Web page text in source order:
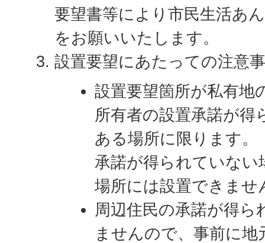
要望書等により市民生活あ
をお願いいたします。
設置要望にあたっての注意
設置要望箇所が私有地
所有者の設置承諾が得
ある場所に限ります。
承諾が得られていない
場所には設置できませ
周辺住民の承諾が得
ませんので、事前に